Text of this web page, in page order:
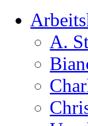
A.